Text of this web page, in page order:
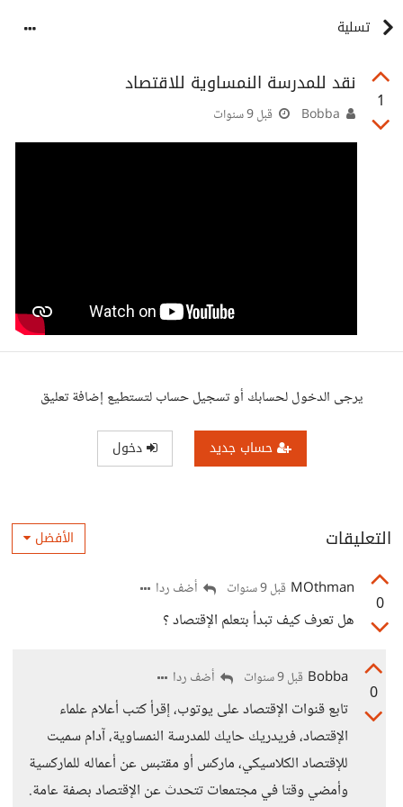
تسلية
1
نقد للمدرسة النمساوية للاقتصاد
قبل 9 سنوات
يرجى الدخول لحسابك أو تسجيل حساب لتستطيع إضافة تعليق
حساب جديد دخول
التعليقات الأفضل
0
MOthman قبل 9 سنوات أضف ردا
هل تعرف كيف تبدأ بتعلم الإقتصاد ؟
0
Bobba قبل 9 سنوات أضف ردا
تابع قنوات الإقتصاد على يوتوب، إقرأ كتب أعلام علماء
الإقتصاد، فريدريك حايك للمدرسة النمساوية، آدام سميت
للإقتصاد الكلاسيكي، ماركس أو مقتبس عن أعماله للماركسية
وأمضي وقتا في مجتمعات تتحدث عن الإقتصاد بصفة عامة.